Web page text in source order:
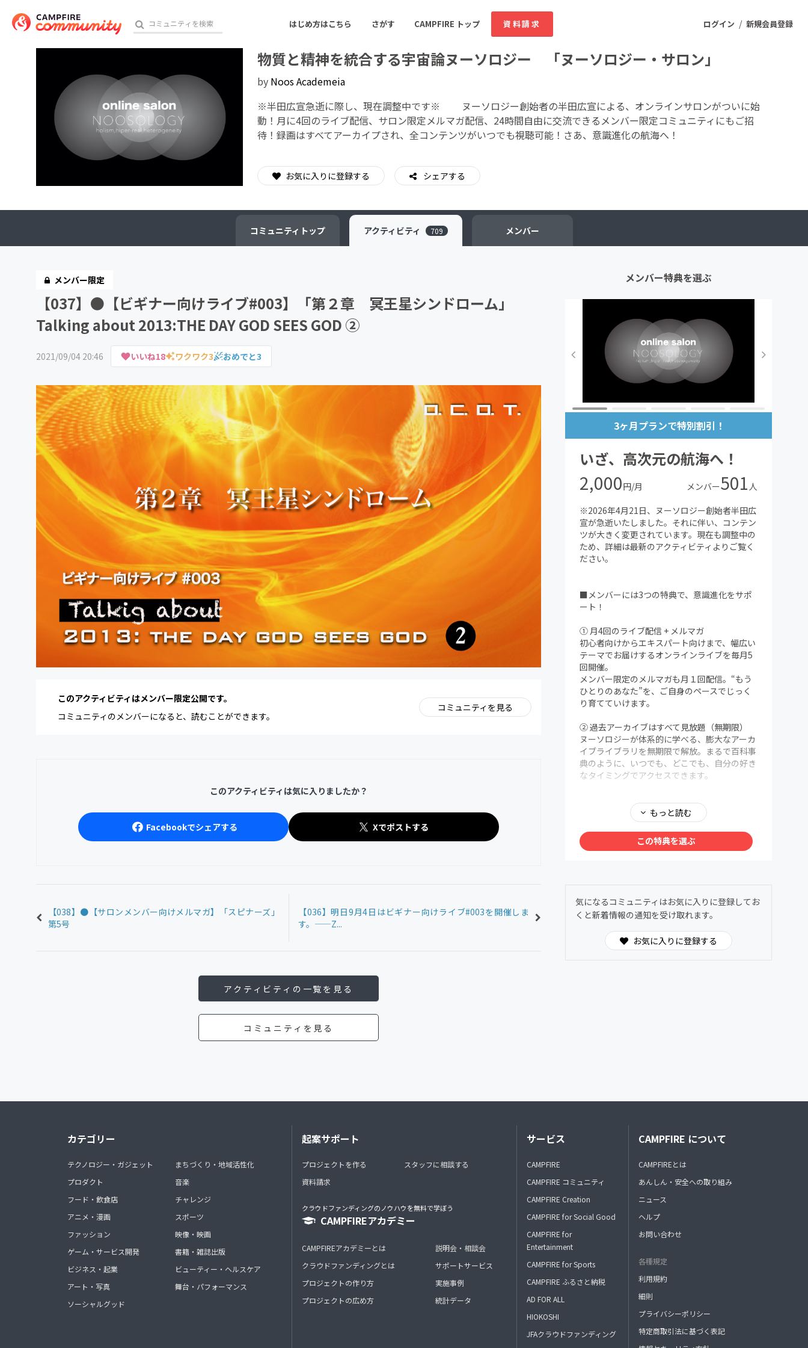
ログイン / 新規会員登録
はじめ方はこちら さがす CAMPFIRE トップ 資料請求
おすすめのコミュニティ 人気のコミュニティ 新着のコミュニティ
アート・写真
ゲーム・サービス開発 フード・飲食店
ソーシャルグッド ビューティー・ヘルスケア
チャレンジ
物質と精神を統合する宇宙論ヌーソロジー 「ヌーソロジー・サロン」
by Noos Academeia
※半田広宣急逝に際し、現在調整中です※ ヌーソロジー創始者の半田広宣による、オンラインサロンがついに始
動！月に4回のライブ配信、サロン限定メルマガ配信、24時間自由に交流できるメンバー限定コミュニティにもご招
待！録画はすべてアーカイプされ、全コンテンツがいつでも視聴可能！さあ、意識進化の航海へ！
お気に入りに登録する シェアする
コミュニティ トップ アクティビティ 709 メンバー
メンバー限定
【037】●【ビギナー向けライブ#003】「第２章 冥王星シンドローム」
Talking about 2013:THE DAY GOD SEES GOD ②
2021/09/04 20:46 いいね18 ワクワク3 おめでと3
このアクティビティはメンバー限定公開です。
コミュニティのメンバーになると、読むことができます。
コミュニティを見る
このアクティビティは気に入りましたか？
Facebookでシェアする Xでポストする
【038】●【サロンメンバー向けメルマガ】「スピナーズ」
第5号
【036】明日9月4日はビギナー向けライブ#003を開催しま
す。——Z...
アクティビティの一覧を見る
コミュニティを見る
メンバー特典を選ぶ
3ヶ月プランで特別割引！
いざ、高次元の航海へ！
2,000円/月 メンバー501 人
※2026年4月21日、ヌーソロジー創始者半田広
宣が急逝いたしました。それに伴い、コンテン
ツが大きく変更されています。現在も調整中の
ため、詳細は最新のアクティビティよりご覧く
ださい。
■メンバーには3つの特典で、意識進化をサポ
ート！
① 月4回のライブ配信 + メルマガ
初心者向けからエキスパート向けまで、幅広い
テーマでお届けするオンラインライブを毎月5
回開催。
メンバー限定のメルマガも月１回配信。“もう
ひとりのあなた”を、ご自身のペースでじっく
り育てていけます。
② 過去アーカイブはすべて見放題（無期限）
ヌーソロジーが体系的に学べる、膨大なアーカ
イブライブラリを無期限で解放。まるで百科事
典のように、いつでも、どこでも、自分の好き
なタイミングでアクセスできます。
メンバー同士で、深く、安心して語り合える場
を用意しました。ヌーソロジーの世界観に共鳴
する仲間たちが集う24時間オープンの対話空
間。
もっと読む
この特典を選ぶ
気になるコミュニティはお気に入りに登録してお
くと新着情報の通知を受け取れます。
お気に入りに登録する
カテゴリー
テクノロジー・ガジェット
プロダクト
フード・飲食店
アニメ・漫画
ファッション
ゲーム・サービス開発
ビジネス・起業
アート・写真
ソーシャルグッド
まちづくり・地域活性化
音楽
チャレンジ
スポーツ
映像・映画
書籍・雑誌出版
ビューティー・ヘルスケア
舞台・パフォーマンス
起案サポート
プロジェクトを作る
資料請求
スタッフに相談する
クラウドファンディングのノウハウを無料で学ぼう
CAMPFIREアカデミー
CAMPFIREアカデミーとは
クラウドファンディングとは
プロジェクトの作り方
プロジェクトの広め方
説明会・相談会
サポートサービス
実施事例
統計データ
サービス
CAMPFIRE
CAMPFIRE コミュニティ
CAMPFIRE Creation
CAMPFIRE for Social Good
CAMPFIRE for
Entertainment
CAMPFIRE for Sports
CAMPFIRE ふるさと納税
AD FOR ALL
HIOKOSHI
JFAクラウドファンディング
CAMPFIRE について
CAMPFIREとは
あんしん・安全への取り組み
ニュース
ヘルプ
お問い合わせ
各種規定
利用規約
細則
プライバシーポリシー
特定商取引法に基づく表記